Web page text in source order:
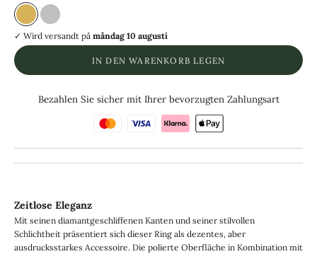
Guld
Silver
✓ Wird versandt på måndag 10 augusti
IN DEN WARENKORB LEGEN
Bezahlen Sie sicher mit Ihrer bevorzugten Zahlungsart
Zeitlose Eleganz
Mit seinen diamantgeschliffenen Kanten und seiner stilvollen
Schlichtheit präsentiert sich dieser Ring als dezentes, aber
ausdrucksstarkes Accessoire. Die polierte Oberfläche in Kombination mit